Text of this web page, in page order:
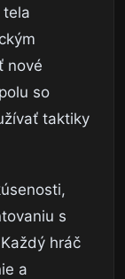
tela
nové
so
taktiky
s
hráč
a